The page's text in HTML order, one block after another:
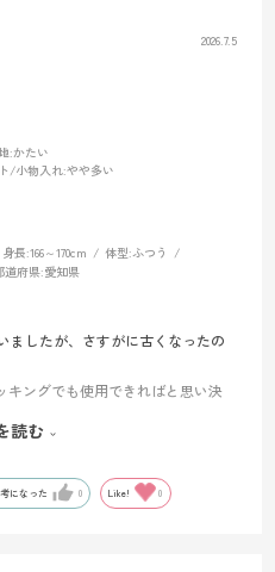
2026.7.5
:かたい
/小物入れ:やや多い
身長:166～170cm 体型:ふつう
道府県:愛知県
ましたが、さすがに古くなったの
キングでも使用できればと思い決
はいるようです。
読む
になった 0 Like! 0